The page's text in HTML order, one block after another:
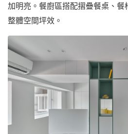
加明亮。餐廚區搭配摺疊餐桌、
整體空間坪效。